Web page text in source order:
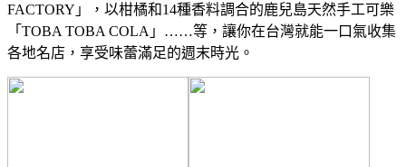
FACTORY」，以柑橘和14種香料調合的鹿兒島天然手工可樂
「TOBA TOBA COLA」……等，讓你在台灣就能一口氣收集
各地名店，享受味蕾滿足的週末時光。